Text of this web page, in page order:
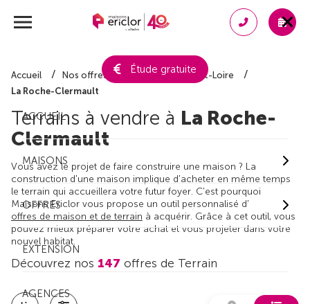
Étude gratuite
ACCUEIL
MAISONS
OFFRES
EXTENSION
AGENCES
Accueil Nos offres de terrain
Indre-et-Loire
La Roche-Clermault
Terrains à vendre à La Roche-
Clermault
Vous avez le projet de faire construire une maison ? La
construction d'une maison implique d'acheter en même temps
le terrain qui accueillera votre futur foyer. C'est pourquoi
Maisons Ericlor vous propose un outil personnalisé d'
offres de maison et de terrain à acquérir. Grâce à cet outil, vous
pouvez mieux préparer votre achat et vous projeter dans votre
nouvel habitat.
Découvrez nos 147 offres de Terrain